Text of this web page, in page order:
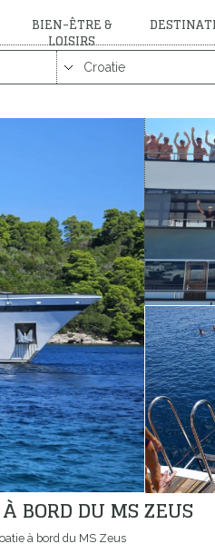
BIEN-ÊTRE &
LOISIRS
BORD DU MS ZEUS
à bord du MS Zeus